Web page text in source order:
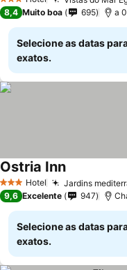
3 Estrelas
8,4 Muito boa 695 a
Selecione as datas
exatos.
3 EstrelasHotel Jardins
Ostria Inn
9,6 Excelente 947
Selecione as datas
exatos.